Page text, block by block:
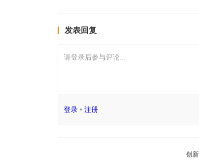
发表回复
请登录后参与评论...
登录• 注册
创新